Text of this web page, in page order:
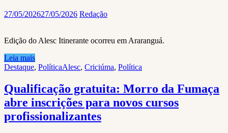
27/05/202627/05/2026 Redação
Edição do Alesc Itinerante ocorreu em Araranguá.
Leia mais
Destaque, PolíticaAlesc, Criciúma, Política
Qualificação gratuita: Morro da Fumaça
abre inscrições para novos cursos
profissionalizantes